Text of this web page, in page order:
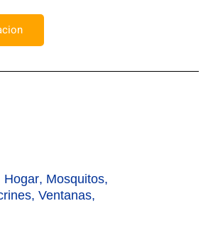
Hogar, Mosquitos,
, Ventanas,